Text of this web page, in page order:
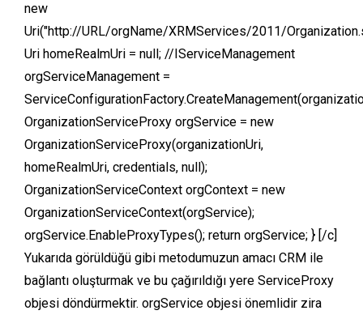
new
Uri("http://URL/orgName/XRMServices/2011/
Uri homeRealmUri = null; //IServiceManagement
orgServiceManagement =
OrganizationServiceProxy orgService = new
OrganizationServiceProxy(organizationUri,
homeRealmUri, credentials, null);
OrganizationServiceContext orgContext = new
OrganizationServiceContext(orgService);
orgService.EnableProxyTypes(); return orgService; } [/c]
Yukarıda görüldüğü gibi metodumuzun amacı CRM ile
bağlantı oluşturmak ve bu çağırıldığı yere ServiceProxy
objesi döndürmektir. orgService objesi önemlidir zira